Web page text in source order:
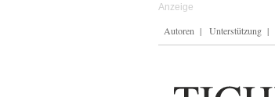
Autoren Unterstützung